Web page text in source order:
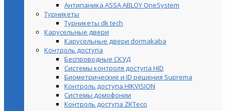
Антипаника ASSA ABLOY OneSystem
Турникеты
Турникеты dk tech
Карусельные двери
Карусельные двери dormakaba
Контроль доступа
Беспроводные СКУД
Системы контроля доступа HID
Биометрические и ID решения Suprema
Контроль доступа HIKVISION
Системы домофонии
Контроль доступа ZKTeco